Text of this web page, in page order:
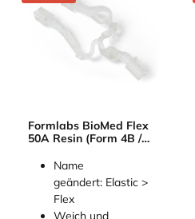
Formlabs BioMed Flex
50A Resin (Form 4B /
50A) Name
geändert: Elastic >
Flex
Weich und